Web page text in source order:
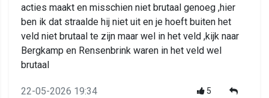
acties maakt en misschien niet brutaal genoeg ,hier
ben ik dat straalde hij niet uit en je hoeft buiten het
veld niet brutaal te zijn maar wel in het veld ,kijk naar
Bergkamp en Rensenbrink waren in het veld wel
brutaal
22-05-2026 19:34 5